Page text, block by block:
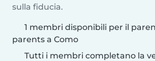
sulla fiducia.
1 membri disponibili per il
parents a Como
Tutti i membri completano la